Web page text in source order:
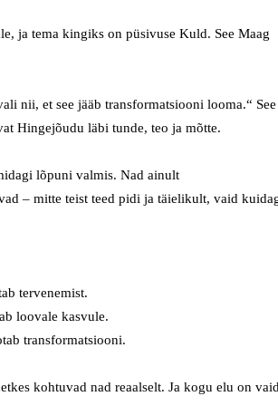
, ja tema kingiks on püsivuse Kuld. See Maag
nii, et see jääb transformatsiooni looma.“ See
Hingejõudu läbi tunde, teo ja mõtte.
lõpuni valmis. Nad ainult
– mitte teist teed pidi ja täielikult, vaid
tervenemist.
loovale kasvule.
transformatsiooni.
kohtuvad nad reaalselt. Ja kogu elu on vaid